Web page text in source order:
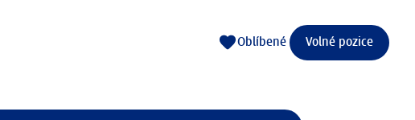
Oblíbené Volné pozice